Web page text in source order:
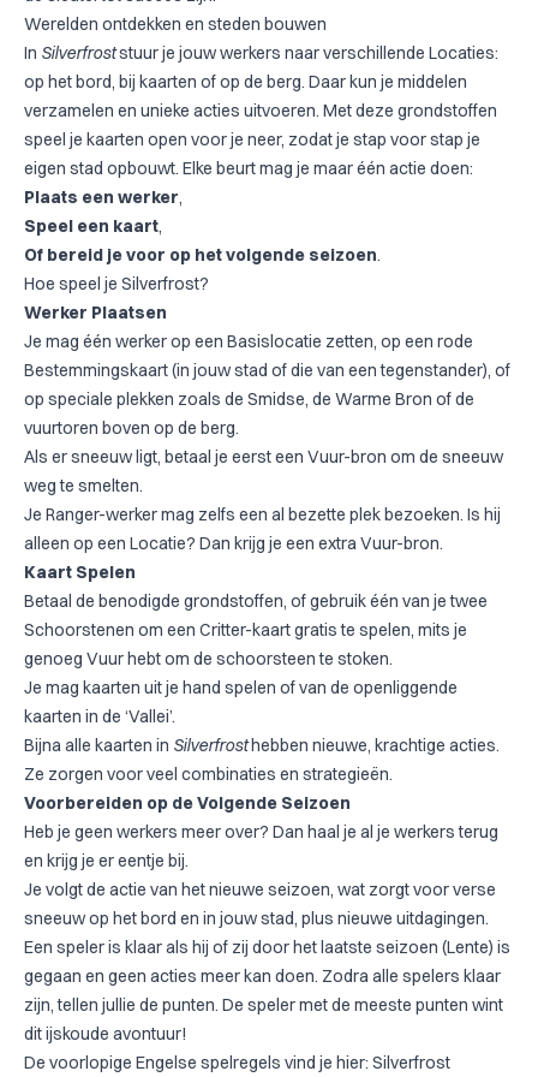
Werelden ontdekken en steden bouwen
In Silverfroststuur je jouw werkers naar verschillende Locaties:
op het bord, bij kaarten of op de berg. Daar kun je middelen
verzamelen en unieke acties uitvoeren. Met deze grondstoffen
speel je kaarten open voor je neer, zodat je stap voor stap je
eigen stad opbouwt. Elke beurt mag je maar één actie doen:
Plaats een werker,
Speel een kaart,
Of bereid je voor op het volgende seizoen.
Hoe speel je Silverfrost?
Werker Plaatsen
Je mag één werker op een Basislocatie zetten, op een rode
Bestemmingskaart (in jouw stad of die van een tegenstander), of
op speciale plekken zoals de Smidse, de Warme Bron of de
vuurtoren boven op de berg.
Als er sneeuw ligt, betaal je eerst een Vuur-bron om de sneeuw
weg te smelten.
Je Ranger-werker mag zelfs een al bezette plek bezoeken. Is hij
alleen op een Locatie? Dan krijg je een extra Vuur-bron.
Kaart Spelen
Betaal de benodigde grondstoffen, of gebruik één van je twee
Schoorstenen om een Critter-kaart gratis te spelen, mits je
genoeg Vuur hebt om de schoorsteen te stoken.
Je mag kaarten uit je hand spelen of van de openliggende
kaarten in de ‘Vallei’.
Bijna alle kaarten in Silverfrosthebben nieuwe, krachtige acties.
Ze zorgen voor veel combinaties en strategieën.
Voorbereiden op de Volgende Seizoen
Heb je geen werkers meer over? Dan haal je al je werkers terug
en krijg je er eentje bij.
Je volgt de actie van het nieuwe seizoen, wat zorgt voor verse
sneeuw op het bord en in jouw stad, plus nieuwe uitdagingen.
Een speler is klaar als hij of zij door het laatste seizoen (Lente) is
gegaan en geen acties meer kan doen. Zodra alle spelers klaar
zijn, tellen jullie de punten. De speler met de meeste punten wint
dit ijskoude avontuur!
De voorlopige Engelse spelregels vind je hier: Silverfrost